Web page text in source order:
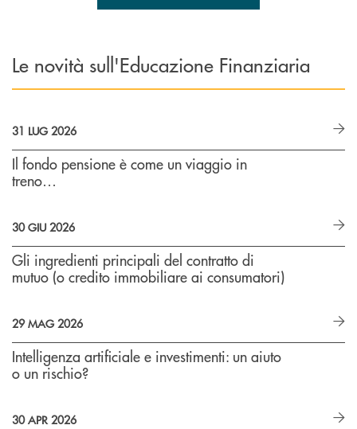
Le novità sull'Educazione Finanziaria
31 LUG 2026
Il fondo pensione è come un viaggio in
treno…
30 GIU 2026
Gli ingredienti principali del contratto di
mutuo (o credito immobiliare ai consumatori)
29 MAG 2026
Intelligenza artificiale e investimenti: un aiuto
o un rischio?
30 APR 2026